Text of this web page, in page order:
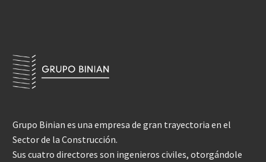
Grupo Binian es una empresa de gran trayectoria en el
Sector de la Construcción.
Sus cuatro directores son ingenieros civiles, otorgándole